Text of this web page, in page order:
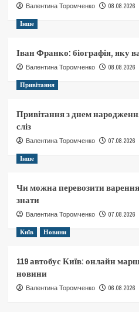
Валентина Торомченко 08.08.2026
Інше
Іван Франко: біографія, яку
Валентина Торомченко 08.08.2026
Привітання
Привітання з днем
сліз
Валентина Торомченко 07.08.2026
Інше
Чи можна перевозити
знати
Валентина Торомченко 07.08.2026
Київ Новини
119 автобус Київ: онлайн
новини
Валентина Торомченко 06.08.2026